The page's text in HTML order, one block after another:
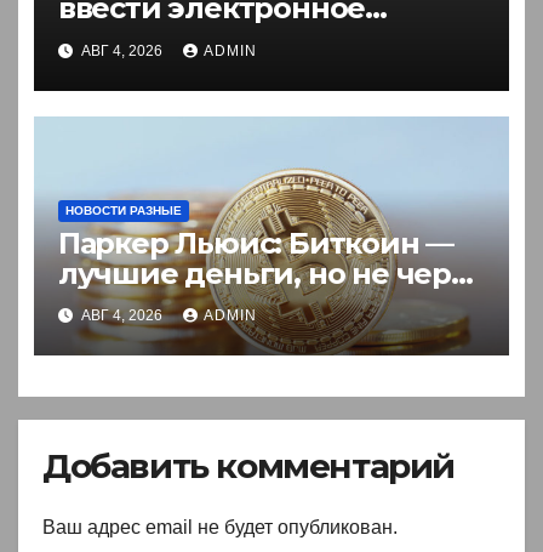
ввести электронное
разрешение на въезд для
иностранцев
АВГ 4, 2026 ADMIN
НОВОСТИ РАЗНЫЕ
Паркер Льюис: Биткоин —
лучшие деньги, но не через
акции
АВГ 4, 2026 ADMIN
Добавить комментарий
Ваш адрес email не будет опубликован.